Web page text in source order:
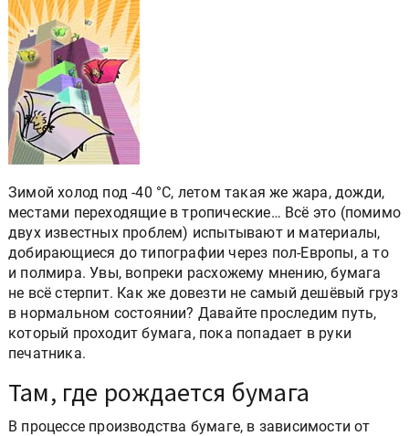
Зимой холод под -40 °С, летом такая же жара, дожди,
местами переходящие в тропические… Всё это (помимо
двух известных проблем) испытывают и материалы,
добирающиеся до типографии через пол-Европы, а то
и полмира. Увы, вопреки расхожему мнению, бумага
не всё стерпит. Как же довезти не самый дешёвый груз
в нормальном состоянии? Давайте проследим путь,
который проходит бумага, пока попадает в руки
печатника.
Там, где рождается бумага
В процессе производства бумаге, в зависимости от